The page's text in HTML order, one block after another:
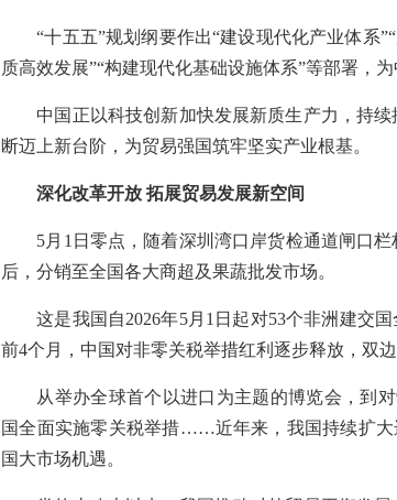
“十五五”规划纲要作出“建设现代化产业体系
质高效发展”“构建现代化基础设施体系”等部署，
中国正以科技创新加快发展新质生产力，持
断迈上新台阶，为贸易强国筑牢坚实产业根基。
深化改革开放 拓展贸易发展新空间
5月1日零点，随着深圳湾口岸货检通道闸口
后，分销至全国各大商超及果蔬批发市场。
这是我国自2026年5月1日起对53个非洲建交
前4个月，中国对非零关税举措红利逐步释放，双
从举办全球首个以进口为主题的博览会，到
国全面实施零关税举措……近年来，我国持续扩大
国大市场机遇。